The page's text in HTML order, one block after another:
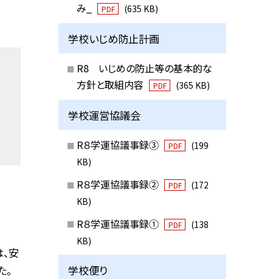
安
み_
PDF (635 KB)
学校いじめ防止計画
R8 いじめの防止等の基本的な
方針と取組内容
PDF (365 KB)
学校運営協議会
R８学運協議事録③ PDF
(199
KB)
R８学運協議事録② PDF
(172
KB)
R８学運協議事録① PDF
(138
KB)
学校便り